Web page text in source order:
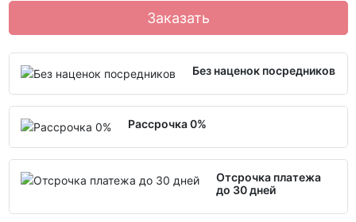
Заказать
Без наценок посредников
Рассрочка 0%
Отсрочка платежа
до 30 дней